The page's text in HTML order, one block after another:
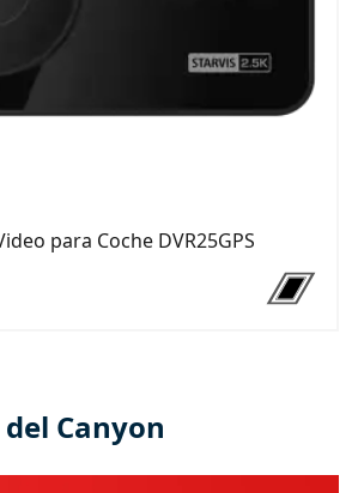
para Coche DVR25GPS
Canyon